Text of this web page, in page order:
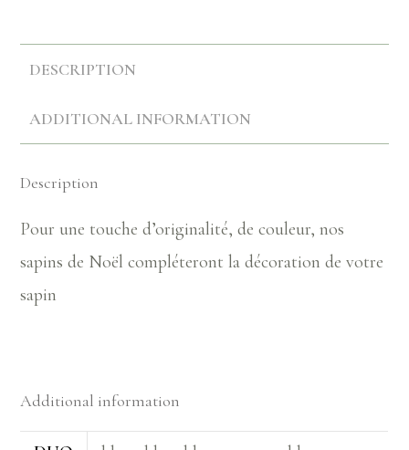
DESCRIPTION
ADDITIONAL INFORMATION
Description
Pour une touche d’originalité, de couleur, nos
sapins de Noël compléteront la décoration de votre
sapin
Additional information